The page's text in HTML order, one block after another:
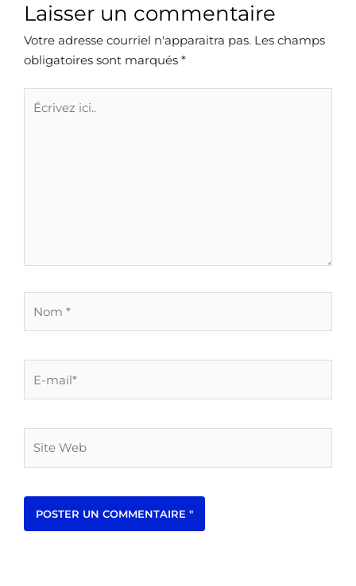
Laisser un commentaire
Votre adresse courriel n'apparaitra pas. Les champs
obligatoires sont marqués *
ici..
mail*
Web